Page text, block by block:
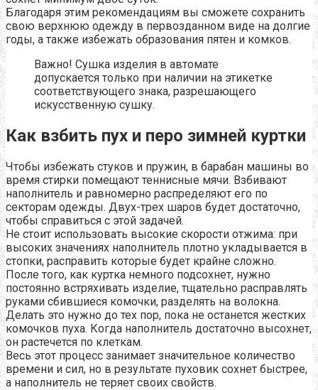
Благодаря этим рекомендациям вы сможете сохранить
свою верхнюю одежду в первозданном виде на долгие
годы, а также избежать образования пятен и комков.
Важно! Сушка изделия в автомате
допускается только при наличии на этикетке
соответствующего знака, разрешающего
искусственную сушку.
Как взбить пух и перо зимней куртки
Чтобы избежать стуков и пружин, в барабан машины во
время стирки помещают теннисные мячи. Взбивают
наполнитель и равномерно распределяют его по
секторам одежды. Двух-трех шаров будет достаточно,
чтобы справиться с этой задачей.
Не стоит использовать высокие скорости отжима: при
высоких значениях наполнитель плотно укладывается в
стопки, расправить которые будет крайне сложно.
После того, как куртка немного подсохнет, нужно
постоянно встряхивать изделие, тщательно расправлять
руками сбившиеся комочки, разделять на волокна.
Делать это нужно до тех пор, пока не останется жестких
комочков пуха. Когда наполнитель достаточно высохнет,
он растечется по клеткам.
Весь этот процесс занимает значительное количество
времени и сил, но в результате пуховик сохнет быстрее,
а наполнитель не теряет своих свойств.